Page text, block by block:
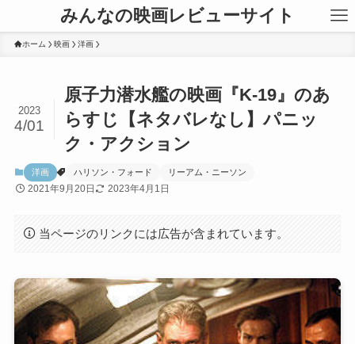
みんなの映画レビューサイト
ホーム 映画 洋画
原子力潜水艦の映画『K-19』のあ
らすじ【ネタバレなし】パニッ
ク・アクション
2023
4/01
洋画 ハリソン・フォード リーアム・ニーソン
2021年9月20日 2023年4月1日
当ページのリンクには広告が含まれています。